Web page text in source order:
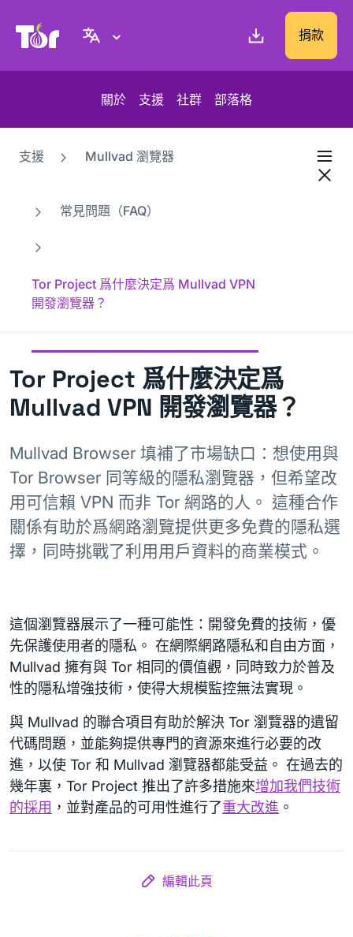
Tor Project 網站 捐款
關於 支援 社群 部落格
支援 Mullvad 瀏覽器
常見問題（FAQ）
Tor Project 爲什麼決定爲 Mullvad VPN
開發瀏覽器？
Tor Project 爲什麼決定爲
Mullvad VPN 開發瀏覽器？
Mullvad Browser 填補了市場缺口：想使用與
Tor Browser 同等級的隱私瀏覽器，但希望改
用可信賴 VPN 而非 Tor 網路的人。 這種合作
關係有助於爲網路瀏覽提供更多免費的隱私選
擇，同時挑戰了利用用戶資料的商業模式。
這個瀏覽器展示了一種可能性：開發免費的技術，優
先保護使用者的隱私。 在網際網路隱私和自由方面，
Mullvad 擁有與 Tor 相同的價值觀，同時致力於普及
性的隱私增強技術，使得大規模監控無法實現。
與 Mullvad 的聯合項目有助於解決 Tor 瀏覽器的遺留
代碼問題，並能夠提供專門的資源來進行必要的改
進，以使 Tor 和 Mullvad 瀏覽器都能受益。 在過去的
幾年裏，Tor Project 推出了許多措施來增加我們技術
的採用 ，並對產品的可用性進行了重大改進 。
編輯此頁